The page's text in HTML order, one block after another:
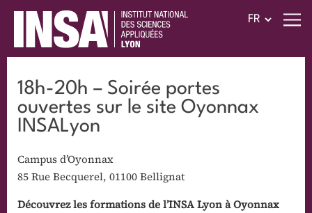
18h-20h – Soirée portes
ouvertes sur le site Oyonnax
INSALyon
Campus d’Oyonnax
85 Rue Becquerel, 01100 Bellignat
Découvrez les formations de l’INSA Lyon à Oyonnax